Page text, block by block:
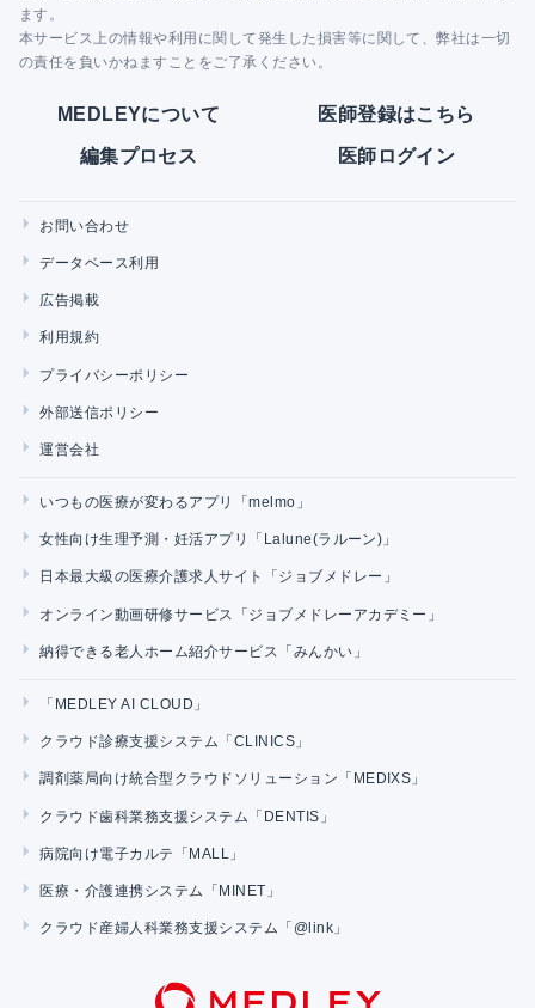
ます。
本サービス上の情報や利用に関して発生した損害等に関して、弊社は一切
の責任を負いかねますことをご了承ください。
MEDLEYについて 医師登録はこちら
編集プロセス 医師ログイン
お問い合わせ
データベース利用
広告掲載
利用規約
プライバシーポリシー
外部送信ポリシー
運営会社
いつもの医療が変わるアプリ「melmo」
女性向け生理予測・妊活アプリ「Lalune(ラルーン)」
日本最大級の医療介護求人サイト「ジョブメドレー」
オンライン動画研修サービス「ジョブメドレーアカデミー」
納得できる老人ホーム紹介サービス「みんかい」
「MEDLEY AI CLOUD」
クラウド診療支援システム「CLINICS」
調剤薬局向け統合型クラウドソリューション「MEDIXS」
クラウド歯科業務支援システム「DENTIS」
病院向け電子カルテ「MALL」
医療・介護連携システム「MINET」
クラウド産婦人科業務支援システム「@link」